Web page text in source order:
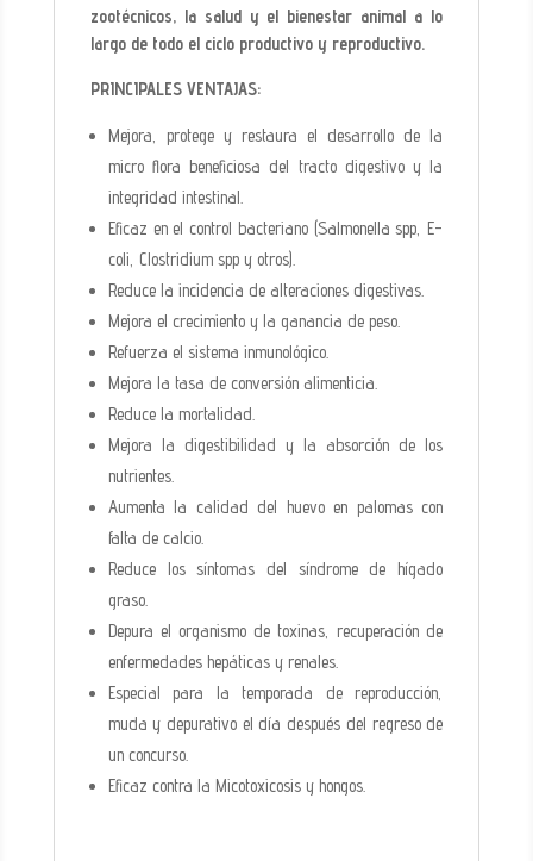
zootécnicos, la salud y el bienestar animal a lo
largo de todo el ciclo productivo y reproductivo.
PRINCIPALES VENTAJAS:
Mejora, protege y restaura el desarrollo de la
micro flora beneficiosa del tracto digestivo y la
integridad intestinal.
Eficaz en el control bacteriano (Salmonella spp, E-
coli, Clostridium spp y otros).
Reduce la incidencia de alteraciones digestivas.
Mejora el crecimiento y la ganancia de peso.
Refuerza el sistema inmunológico.
Mejora la tasa de conversión alimenticia.
Reduce la mortalidad.
Mejora la digestibilidad y la absorción de los
nutrientes.
Aumenta la calidad del huevo en palomas con
falta de calcio.
Reduce los síntomas del síndrome de hígado
graso.
Depura el organismo de toxinas, recuperación de
enfermedades hepáticas y renales.
Especial para la temporada de reproducción,
muda y depurativo el día después del regreso de
un concurso.
Eficaz contra la Micotoxicosis y hongos.